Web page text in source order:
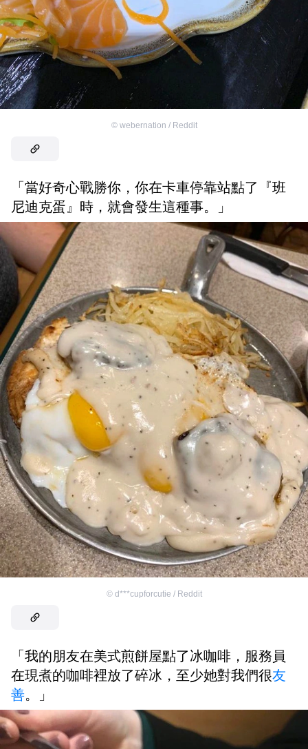
© webernation / Reddit
「當好奇心戰勝你，你在卡車停靠站點了『班
尼迪克蛋』時，就會發生這種事。」
© d***cupforcutie / Reddit
「我的朋友在美式煎餅屋點了冰咖啡，服務員
在現煮的咖啡裡放了碎冰，至少她對我們很友
善。」